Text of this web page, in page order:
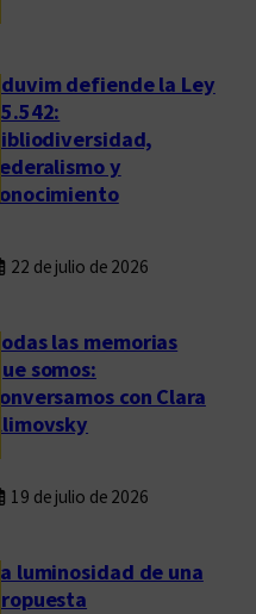
Eduvim defiende la Ley
25.542:
bibliodiversidad,
federalismo y
conocimiento
22 de julio de 2026
Todas las memorias
que somos:
conversamos con Clara
Klimovsky
19 de julio de 2026
La luminosidad de una
propuesta